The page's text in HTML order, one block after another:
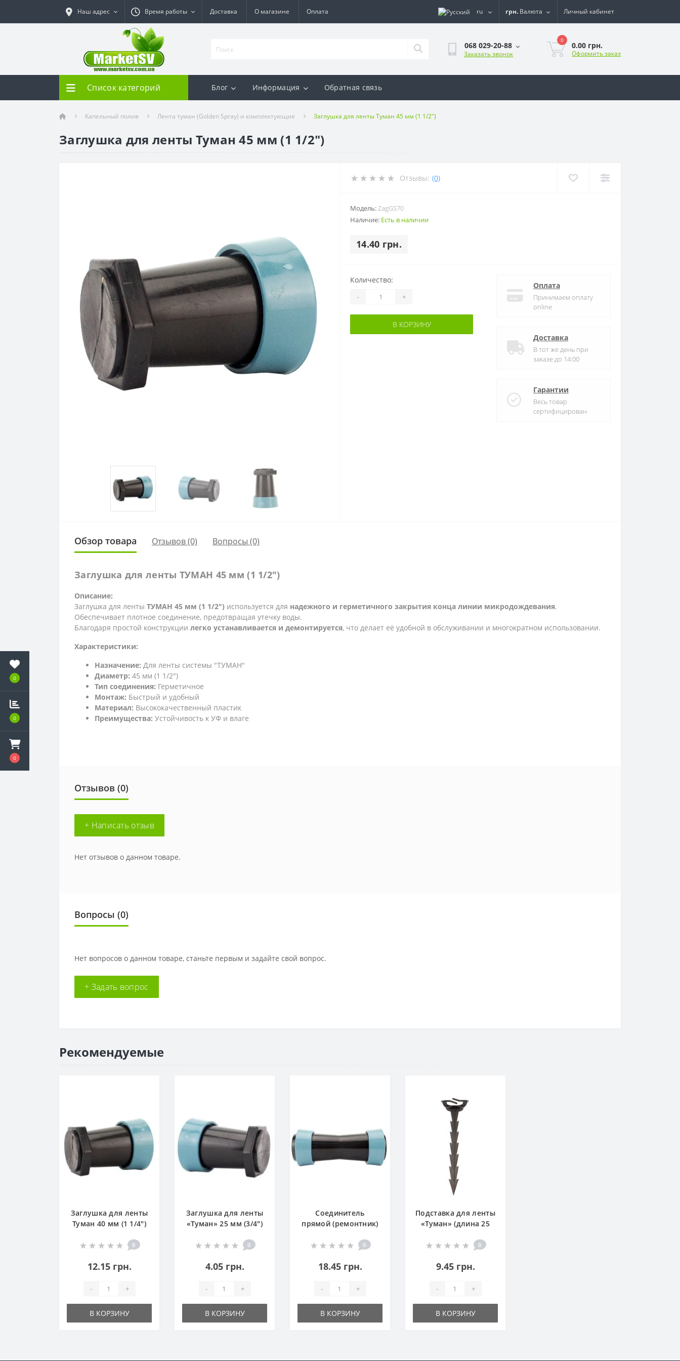
0
0
0
Наш адрес Время работы Доставка О магазине Оплата ru грн. Валюта Личный кабинет
068 029-20-88
Заказать звонок
0
0.00 грн.
Оформить заказ
Список категорий Блог Информация Обратная связь
Капельный полив Лента туман (Golden Spray) и комплектующие Заглушка для ленты Туман 45 мм (1 1/2")
Заглушка для ленты Туман 45 мм (1 1/2")
Отзывы: (0)
Модель:ZagGS70
Наличие: Есть в наличии
14.40 грн.
Количество:
- +
В КОРЗИНУ
Оплата
Принимаем оплату
online
Доставка
В тот же день при
заказе до 14:00
Гарантии
Весь товар
сертифицирован
Обзор товара Отзывов (0) Вопросы (0)
Заглушка для ленты ТУМАН 45 мм (1 1/2")
Описание:
Заглушка для ленты ТУМАН 45 мм (1 1/2") используется для надежного и герметичного закрытия конца линии микродождевания.
Обеспечивает плотное соединение, предотвращая утечку воды.
Благодаря простой конструкции легко устанавливается и демонтируется, что делает её удобной в обслуживании и многократном использовании.
Характеристики:
Назначение: Для ленты системы "ТУМАН"
Диаметр: 45 мм (1 1/2")
Тип соединения: Герметичное
Монтаж: Быстрый и удобный
Материал: Высококачественный пластик
Преимущества: Устойчивость к УФ и влаге
Отзывов (0)
+ Написать отзыв
Нет отзывов о данном товаре.
Вопросы (0)
Нет вопросов о данном товаре, станьте первым и задайте свой вопрос.
+ Задать вопрос
Рекомендуемые
Заглушка для ленты
Туман 40 мм (1 1/4")
0
12.15 грн.
- +
В КОРЗИНУ
Заглушка для ленты
«Туман» 25 мм (3/4")
0
4.05 грн.
- +
В КОРЗИНУ
Соединитель
прямой (ремонтник)
45 мм
0
18.45 грн.
- +
В КОРЗИНУ
Подставка для ленты
«Туман» (длина 25
фиксации полива
0
9.45 грн.
- +
В КОРЗИНУ